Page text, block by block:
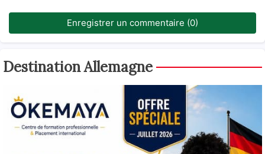
Enregistrer un commentaire (0)
Destination Allemagne